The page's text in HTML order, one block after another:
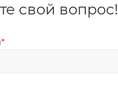
свой вопрос!
*